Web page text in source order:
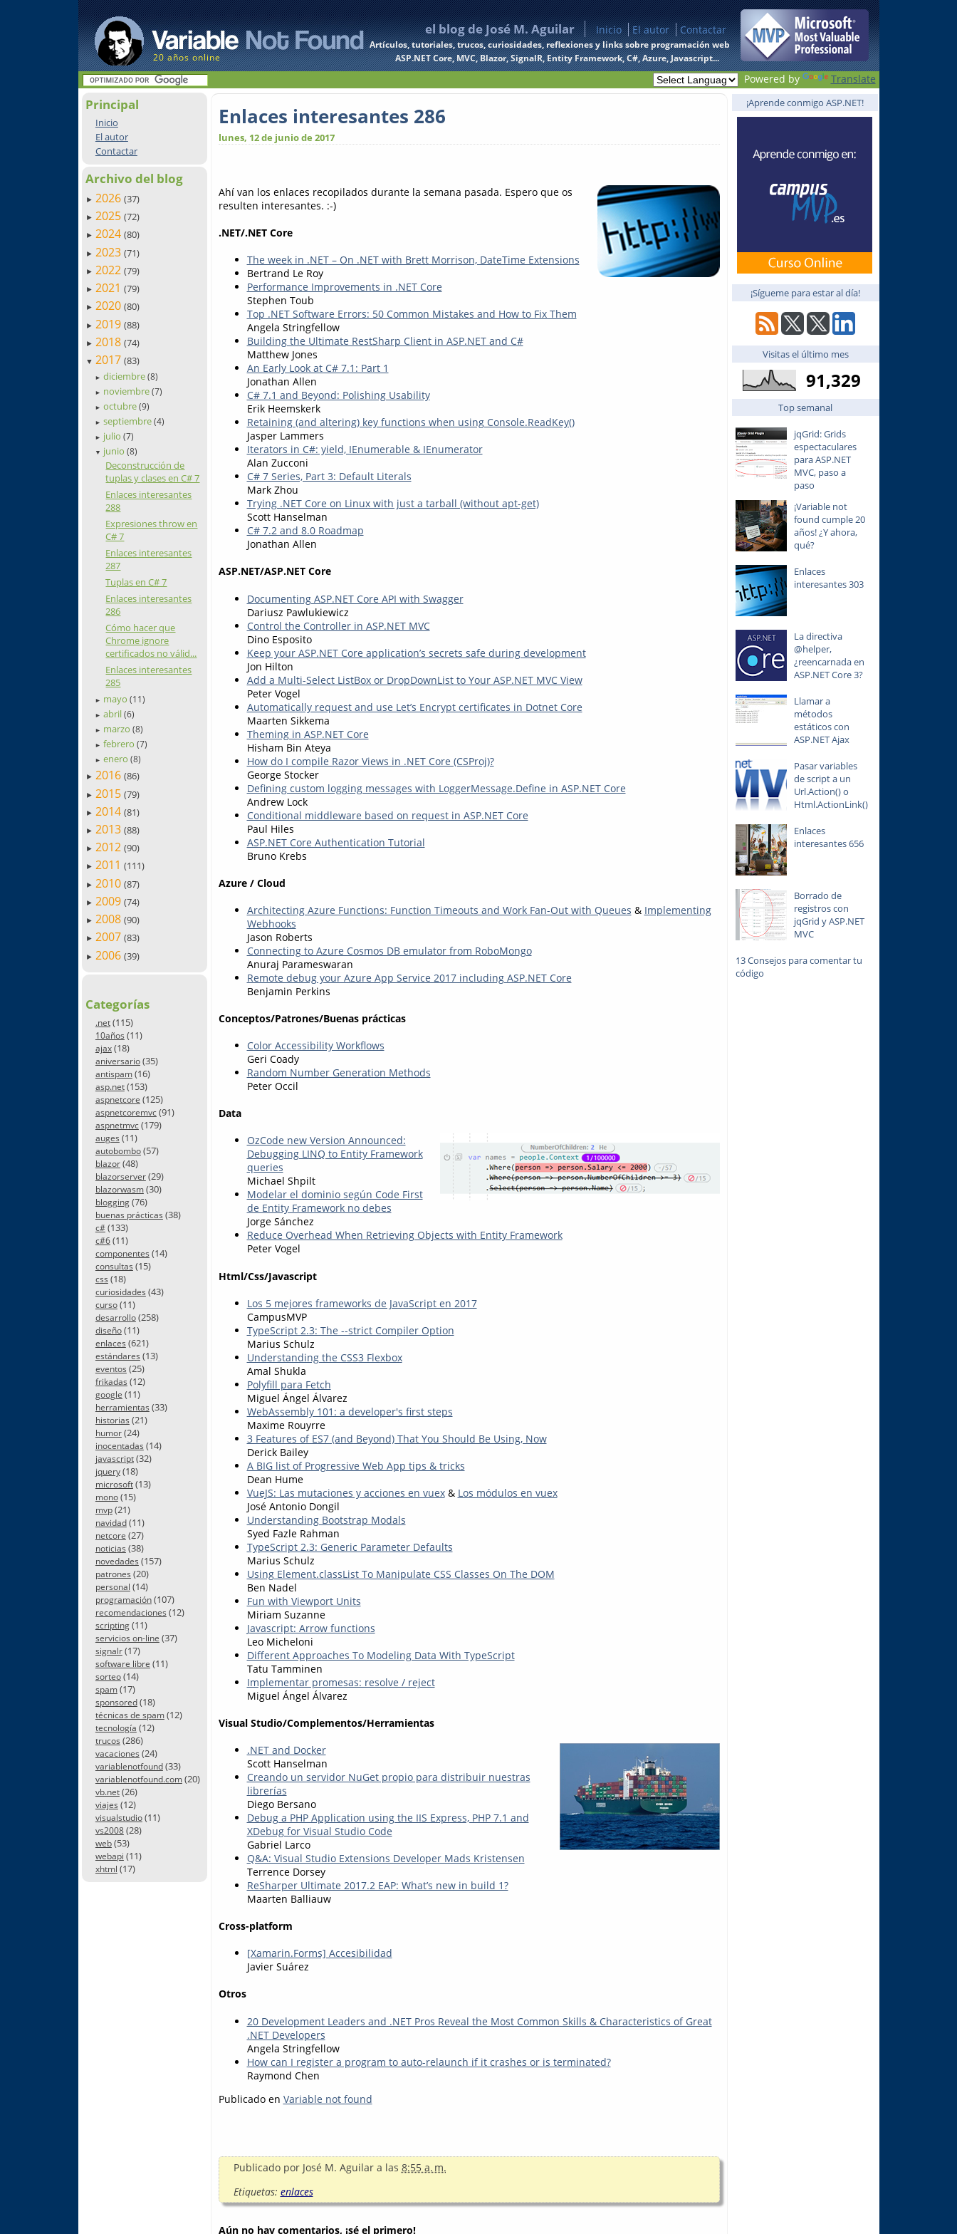
20 años online
el blog de José M. Aguilar Inicio El autor Contactar
Artículos, tutoriales, trucos, curiosidades, reflexiones y links sobre programación web
ASP.NET Core, MVC, Blazor, SignalR, Entity Framework, C#, Azure, Javascript...
Powered by Translate
Principal
Inicio
El autor
Contactar
Archivo del blog
► 2026 (37)
► 2025 (72)
► 2024 (80)
► 2023 (71)
► 2022 (79)
► 2021 (79)
► 2020 (80)
► 2019 (88)
► 2018 (74)
▼ 2017 (83)
► diciembre(8)
► noviembre(7)
► octubre(9)
► septiembre(4)
► julio(7)
▼ junio(8)
Deconstrucción de
tuplas y clases en C# 7
Enlaces interesantes
288
Expresiones throw en
C# 7
Enlaces interesantes
287
Tuplas en C# 7
Enlaces interesantes
286
Cómo hacer que
Chrome ignore
certificados no válid...
Enlaces interesantes
285
► mayo(11)
► abril(6)
► marzo(8)
► febrero(7)
► enero(8)
► 2016 (86)
► 2015 (79)
► 2014 (81)
► 2013 (88)
► 2012 (90)
► 2011 (111)
► 2010 (87)
► 2009 (74)
► 2008 (90)
► 2007 (83)
► 2006 (39)
Categorías
.net(115)
10años (11)
ajax(18)
aniversario(35)
antispam(16)
asp.net(153)
aspnetcore (125)
aspnetcoremvc(91)
aspnetmvc(179)
auges (11)
autobombo(57)
blazor(48)
blazorserver(29)
blazorwasm(30)
blogging(76)
buenas prácticas (38)
c#(133)
c#6(11)
componentes (14)
consultas (15)
css (18)
curiosidades (43)
curso(11)
desarrollo(258)
diseño(11)
enlaces (621)
estándares (13)
eventos (25)
frikadas (12)
google (11)
herramientas (33)
historias (21)
humor(24)
inocentadas (14)
javascript(32)
jquery(18)
microsoft(13)
mono(15)
mvp(21)
navidad(11)
netcore (27)
noticias (38)
novedades (157)
patrones (20)
personal (14)
programación(107)
recomendaciones (12)
scripting(11)
servicios on-line (37)
signalr(17)
software libre (11)
sorteo(14)
spam(17)
sponsored(18)
técnicas de spam(12)
tecnología (12)
trucos (286)
vacaciones (24)
variablenotfound(33)
variablenotfound.com(20)
vb.net(26)
viajes (12)
visualstudio(11)
vs2008(28)
web(53)
webapi (11)
xhtml (17)
Enlaces interesantes 286
lunes, 12 de junio de 2017
Ahí van los enlaces recopilados durante la semana pasada. Espero que os
resulten interesantes. :-)
.NET/.NET Core
The week in .NET – On .NET with Brett Morrison, DateTime Extensions
Bertrand Le Roy
Performance Improvements in .NET Core
Stephen Toub
Top .NET Software Errors: 50 Common Mistakes and How to Fix Them
Angela Stringfellow
Building the Ultimate RestSharp Client in ASP.NET and C#
Matthew Jones
An Early Look at C# 7.1: Part 1
Jonathan Allen
C# 7.1 and Beyond: Polishing Usability
Erik Heemskerk
Retaining (and altering) key functions when using Console.ReadKey()
Jasper Lammers
Iterators in C#: yield, IEnumerable & IEnumerator
Alan Zucconi
C# 7 Series, Part 3: Default Literals
Mark Zhou
Trying .NET Core on Linux with just a tarball (without apt-get)
Scott Hanselman
C# 7.2 and 8.0 Roadmap
Jonathan Allen
ASP.NET/ASP.NET Core
Documenting ASP.NET Core API with Swagger
Dariusz Pawlukiewicz
Control the Controller in ASP.NET MVC
Dino Esposito
Keep your ASP.NET Core application’s secrets safe during development
Jon Hilton
Add a Multi-Select ListBox or DropDownList to Your ASP.NET MVC View
Peter Vogel
Automatically request and use Let’s Encrypt certificates in Dotnet Core
Maarten Sikkema
Theming in ASP.NET Core
Hisham Bin Ateya
How do I compile Razor Views in .NET Core (CSProj)?
George Stocker
Defining custom logging messages with LoggerMessage.Define in ASP.NET Core
Andrew Lock
Conditional middleware based on request in ASP.NET Core
Paul Hiles
ASP.NET Core Authentication Tutorial
Bruno Krebs
Azure / Cloud
Architecting Azure Functions: Function Timeouts and Work Fan-Out with Queues & Implementing
Webhooks
Jason Roberts
Connecting to Azure Cosmos DB emulator from RoboMongo
Anuraj Parameswaran
Remote debug your Azure App Service 2017 including ASP.NET Core
Benjamin Perkins
Conceptos/Patrones/Buenas prácticas
Color Accessibility Workflows
Geri Coady
Random Number Generation Methods
Peter Occil
Data
OzCode new Version Announced:
Debugging LINQ to Entity Framework
queries
Michael Shpilt
Modelar el dominio según Code First
de Entity Framework no debes
Jorge Sánchez
Reduce Overhead When Retrieving Objects with Entity Framework
Peter Vogel
Html/Css/Javascript
Los 5 mejores frameworks de JavaScript en 2017
CampusMVP
TypeScript 2.3: The --strict Compiler Option
Marius Schulz
Understanding the CSS3 Flexbox
Amal Shukla
Polyfill para Fetch
Miguel Ángel Álvarez
WebAssembly 101: a developer's first steps
Maxime Rouyrre
3 Features of ES7 (and Beyond) That You Should Be Using, Now
Derick Bailey
A BIG list of Progressive Web App tips & tricks
Dean Hume
VueJS: Las mutaciones y acciones en vuex& Los módulos en vuex
José Antonio Dongil
Understanding Bootstrap Modals
Syed Fazle Rahman
TypeScript 2.3: Generic Parameter Defaults
Marius Schulz
Using Element.classList To Manipulate CSS Classes On The DOM
Ben Nadel
Fun with Viewport Units
Miriam Suzanne
Javascript: Arrow functions
Leo Micheloni
Different Approaches To Modeling Data With TypeScript
Tatu Tamminen
Implementar promesas: resolve / reject
Miguel Ángel Álvarez
Visual Studio/Complementos/Herramientas
.NET and Docker
Scott Hanselman
Creando un servidor NuGet propio para distribuir nuestras
librerías
Diego Bersano
Debug a PHP Application using the IIS Express, PHP 7.1 and
XDebug for Visual Studio Code
Gabriel Larco
Q&A: Visual Studio Extensions Developer Mads Kristensen
Terrence Dorsey
ReSharper Ultimate 2017.2 EAP: What’s new in build 1?
Maarten Balliauw
Cross-platform
[Xamarin.Forms] Accesibilidad
Javier Suárez
Otros
20 Development Leaders and .NET Pros Reveal the Most Common Skills & Characteristics of Great
.NET Developers
Angela Stringfellow
How can I register a program to auto-relaunch if it crashes or is terminated?
Raymond Chen
Publicado en Variable not found
Publicado por José M. Aguilar a las 8:55 a. m.
Etiquetas: enlaces
Aún no hay comentarios, ¡sé el primero!
¡Aprende conmigo ASP.NET!
¡Sígueme para estar al día!
Visitas el último mes
91,329
Top semanal
jqGrid: Grids
espectaculares
para ASP.NET
MVC, paso a
paso
¡Variable not
found cumple 20
años! ¿Y ahora,
qué?
Enlaces
interesantes 303
La directiva
@helper,
¿reencarnada en
ASP.NET Core 3?
Llamar a
métodos
estáticos con
ASP.NET Ajax
Pasar variables
de script a un
Url.Action() o
Html.ActionLink()
Enlaces
interesantes 656
Borrado de
registros con
jqGrid y ASP.NET
MVC
13 Consejos para comentar tu
código